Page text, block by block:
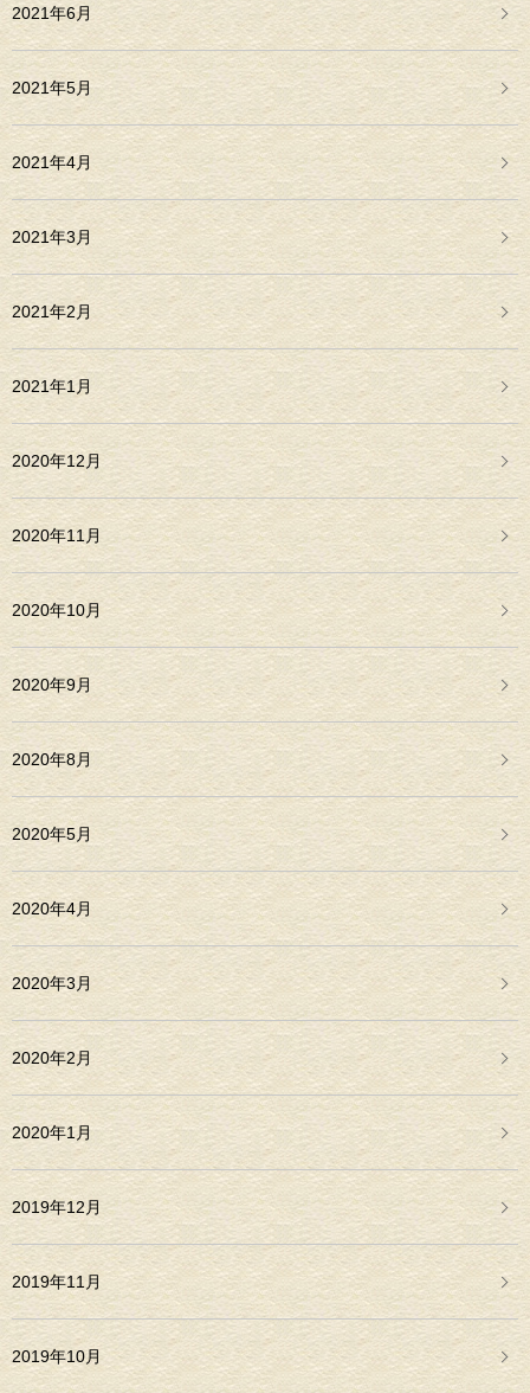
2021年6月
2021年5月
2021年4月
2021年3月
2021年2月
2021年1月
2020年12月
2020年11月
2020年10月
2020年9月
2020年8月
2020年5月
2020年4月
2020年3月
2020年2月
2020年1月
2019年12月
2019年11月
2019年10月